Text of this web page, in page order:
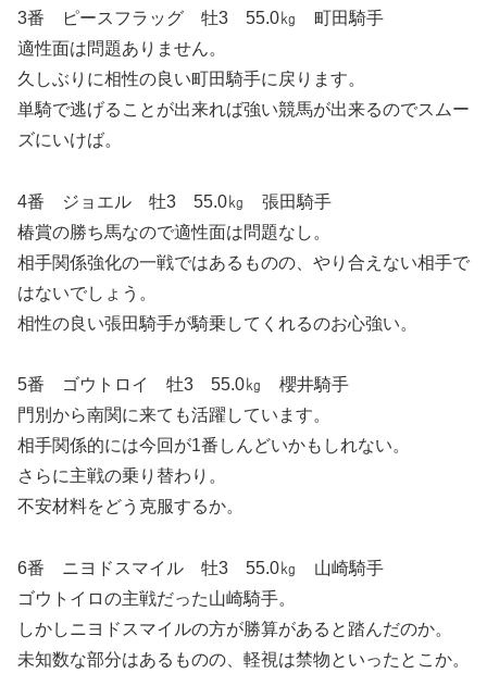
3番 ピースフラッグ 牡3 55.0㎏ 町田騎手
適性面は問題ありません。
久しぶりに相性の良い町田騎手に戻ります。
単騎で逃げることが出来れば強い競馬が出来るのでスムー
ズにいけば。
4番 ジョエル 牡3 55.0㎏ 張田騎手
椿賞の勝ち馬なので適性面は問題なし。
相手関係強化の一戦ではあるものの、やり合えない相手で
はないでしょう。
相性の良い張田騎手が騎乗してくれるのお心強い。
5番 ゴウトロイ 牡3 55.0㎏ 櫻井騎手
門別から南関に来ても活躍しています。
相手関係的には今回が1番しんどいかもしれない。
さらに主戦の乗り替わり。
不安材料をどう克服するか。
6番 ニヨドスマイル 牡3 55.0㎏ 山崎騎手
ゴウトイロの主戦だった山崎騎手。
しかしニヨドスマイルの方が勝算があると踏んだのか。
未知数な部分はあるものの、軽視は禁物といったとこか。